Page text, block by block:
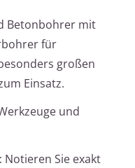
Betonbohrer mit
für
großen
Einsatz.
und
Notieren Sie exakt